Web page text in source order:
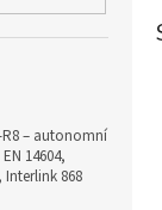
R8 – autonomní
14604,
868